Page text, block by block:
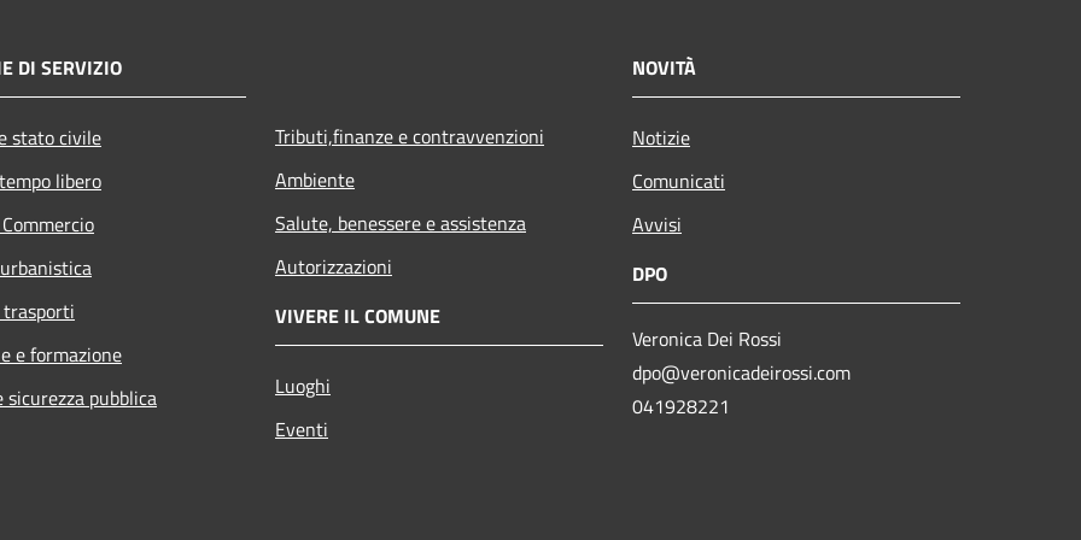
DI SERVIZIO
stato civile
libero
e formazione
sicurezza pubblica
Tributi,finanze e contravvenzioni
Ambiente
Salute, benessere e assistenza
Autorizzazioni
VIVERE IL COMUNE
Luoghi
Eventi
NOVITÀ
Notizie
Comunicati
Avvisi
DPO
Veronica Dei Rossi
dpo@veronicadeirossi.com
041928221